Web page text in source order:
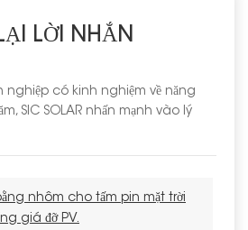
LỜI NHẮN
nghiệp có kinh nghiệm về năng
SIC SOLAR nhấn mạnh vào lý
nhôm cho tấm pin mặt trời
giá đỡ PV.